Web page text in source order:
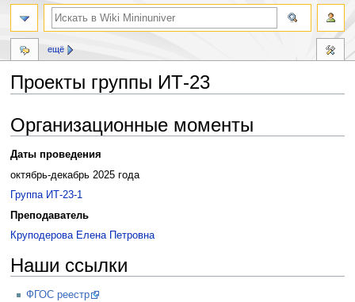
Проекты группы ИТ-23
ккОрганизационные моменты
Даты проведения
октябрь-декабрь 2025 года
Группа ИТ-23-1
Преподаватель
Круподерова Елена Петровна
Наши ссылки
ФГОС реестр
ещё